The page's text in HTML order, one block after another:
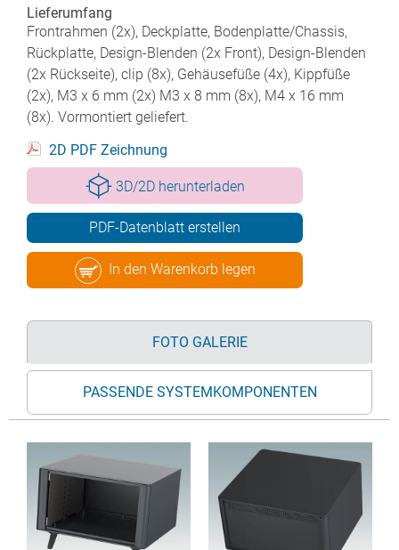
Lieferumfang
Frontrahmen (2x), Deckplatte, Bodenplatte/Chassis,
Rückplatte, Design-Blenden (2x Front), Design-Blenden
(2x Rückseite), clip (8x), Gehäusefüße (4x), Kippfüße
(2x), M3 x 6 mm (2x) M3 x 8 mm (8x), M4 x 16 mm
(8x). Vormontiert geliefert.
2D PDF Zeichnung
3D/2D herunterladen
PDF-Datenblatt erstellen
In den Warenkorb legen
FOTO GALERIE
PASSENDE SYSTEMKOMPONENTEN